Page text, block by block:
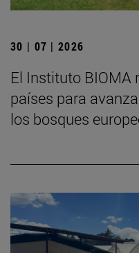
30 | 07 | 2026
El Instituto BIOMA
países para
los bosques